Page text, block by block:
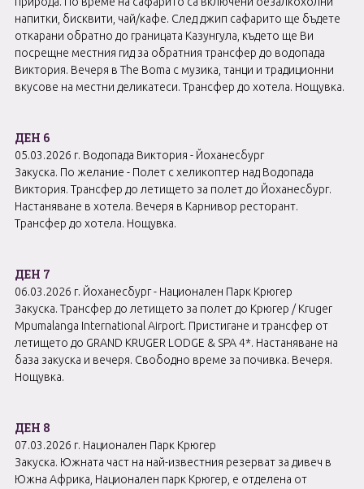
напитки, бисквити, чай/кафе. След джип сафарито ще бъдете
откарани обратно до границата Казунгула, където ще Ви
посрещне местния гид за обратния трансфер до водопада
Виктория. Вечеря в The Boma с музика, танци и традиционни
вкусове на местни деликатеси. Трансфер до хотела. Нощувка.
ДЕН 6
05.03.2026 г. Водопада Виктория - Йоханесбург
Закуска. По желание - Полет с хеликоптер над Водопада
Виктория. Трансфер до летището за полет до Йоханесбург.
Настаняване в хотела. Вечеря в Карнивор ресторант.
Трансфер до хотела. Нощувка.
ДЕН 7
06.03.2026 г. Йоханесбург - Национален Парк Крюгер
Закуска. Трансфер до летището за полет до Крюгер / Kruger
Mpumalanga International Airport. Пристигане и трансфер от
летището до GRAND KRUGER LODGE & SPA 4*. Настаняване на
база закуска и вечеря. Свободно време за почивка. Вечеря.
Нощувка.
ДЕН 8
07.03.2026 г. Национален Парк Крюгер
Закуска. Южната част на най-известния резерват за дивеч в
Южна Африка, Национален парк Крюгер, е отделена от